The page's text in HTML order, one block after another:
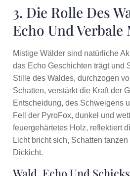
3. Die Rolle Des
Echo Und Verbale
Mistige Wälder sind natürliche
das Echo Geschichten trägt und
Stille des Waldes, durchzogen
Schatten, verstärkt die Kraft der
Entscheidung, des Schweigens
Fell der PyroFox, dunkel und
feuergehärtetes Holz, reflektiert
Licht bricht sich, Schatten
Dickicht.
Wald, Echo Und